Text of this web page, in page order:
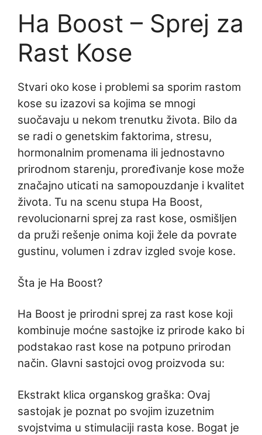
Ha Boost – Sprej za
Rast Kose
Stvari oko kose i problemi sa sporim rastom
kose su izazovi sa kojima se mnogi
suočavaju u nekom trenutku života. Bilo da
se radi o genetskim faktorima, stresu,
hormonalnim promenama ili jednostavno
prirodnom starenju, proređivanje kose može
značajno uticati na samopouzdanje i kvalitet
života. Tu na scenu stupa Ha Boost,
revolucionarni sprej za rast kose, osmišljen
da pruži rešenje onima koji žele da povrate
gustinu, volumen i zdrav izgled svoje kose.
Šta je Ha Boost?
Ha Boost je prirodni sprej za rast kose koji
kombinuje moćne sastojke iz prirode kako bi
podstakao rast kose na potpuno prirodan
način. Glavni sastojci ovog proizvoda su:
Ekstrakt klica organskog graška: Ovaj
sastojak je poznat po svojim izuzetnim
svojstvima u stimulaciji rasta kose. Bogat je